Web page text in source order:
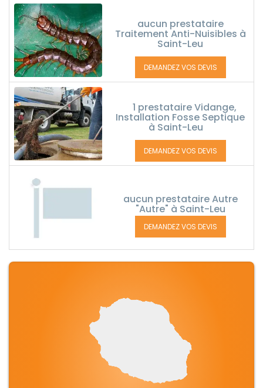
aucun prestataire
Traitement Anti-Nuisibles à
Saint-Leu
DEMANDEZ VOS DEVIS
1 prestataire Vidange,
Installation Fosse Septique
à Saint-Leu
DEMANDEZ VOS DEVIS
aucun prestataire Autre
"Autre" à Saint-Leu
DEMANDEZ VOS DEVIS